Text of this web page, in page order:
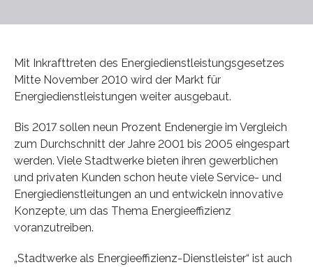
Mit Inkrafttreten des Energiedienstleistungsgesetzes
Mitte November 2010 wird der Markt für
Energiedienstleistungen weiter ausgebaut.
Bis 2017 sollen neun Prozent Endenergie im Vergleich
zum Durchschnitt der Jahre 2001 bis 2005 eingespart
werden. Viele Stadtwerke bieten ihren gewerblichen
und privaten Kunden schon heute viele Service- und
Energiedienstleitungen an und entwickeln innovative
Konzepte, um das Thema Energieeffizienz
voranzutreiben.
„Stadtwerke als Energieeffizienz-Dienstleister“ ist auch